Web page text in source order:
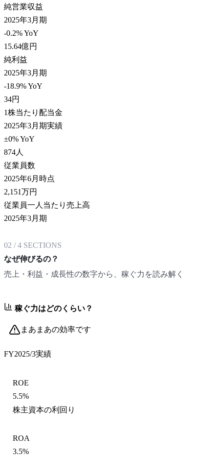
純営業収益
2025年3月期
-0.2% YoY
15.64億円
純利益
2025年3月期
-18.9% YoY
34円
1株当たり配当金
2025年3月期実績
±0% YoY
874人
従業員数
2025年6月時点
2,151万円
従業員一人当たり売上高
2025年3月期
02 /4 SECTIONS
なぜ伸びるの？
売上・利益・成長性の数字から、稼ぐ力を読み解く
稼ぐ力はどのくらい？
まあまあの効率です
FY2025/3実績
ROE
5.5%
株主資本の利回り
ROA
3.5%